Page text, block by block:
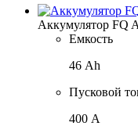
Аккумулятор FQ
Емкость
46 Ah
Пусковой
400 A